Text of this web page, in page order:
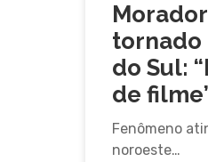
tornado
do Sul:
de
Fenômeno
noroeste…